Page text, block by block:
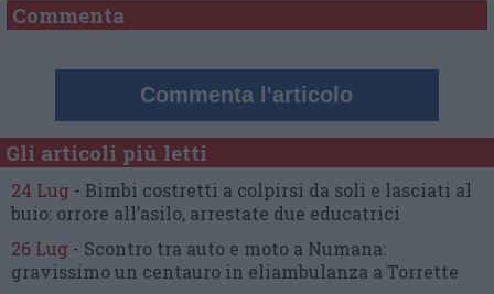
Commenta
Commenta l'articolo
Gli articoli più letti
24 Lug - Bimbi costretti a colpirsi da soli e lasciati al
buio: orrore all’asilo, arrestate due educatrici
26 Lug - Scontro tra auto e moto a Numana:
gravissimo un centauro in eliambulanza a Torrette